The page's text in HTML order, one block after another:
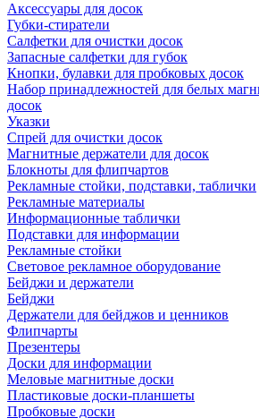
Аксессуары для досок
Губки-стиратели
Салфетки для очистки досок
Запасные салфетки для губок
Кнопки, булавки для пробковых досок
Набор принадлежностей для белых
досок
Указки
Спрей для очистки досок
Магнитные держатели для досок
Блокноты для флипчартов
Рекламные стойки, подставки, таблички
Рекламные материалы
Информационные таблички
Подставки для информации
Рекламные стойки
Световое рекламное оборудование
Бейджи и держатели
Бейджи
Держатели для бейджов и ценников
Флипчарты
Презентеры
Доски для информации
Меловые магнитные доски
Пластиковые доски-планшеты
Пробковые доски